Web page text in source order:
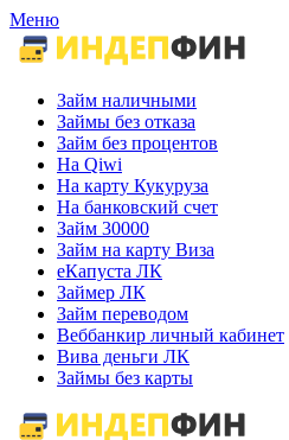
Меню
Займ наличными
Займы без отказа
Займ без процентов
На Qiwi
На карту Кукуруза
На банковский счет
Займ 30000
Займ на карту Виза
еКапуста ЛК
Займер ЛК
Займ переводом
Веббанкир личный кабинет
Вива деньги ЛК
Займы без карты